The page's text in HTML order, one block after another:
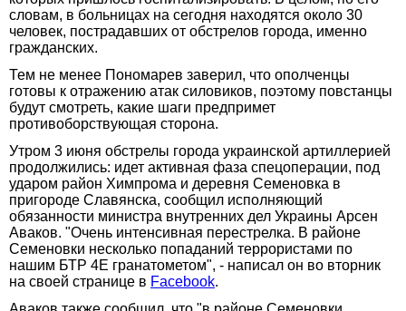
словам, в больницах на сегодня находятся около 30
человек, пострадавших от обстрелов города, именно
гражданских.
Тем не менее Пономарев заверил, что ополченцы
готовы к отражению атак силовиков, поэтому повстанцы
будут смотреть, какие шаги предпримет
противоборствующая сторона.
Утром 3 июня обстрелы города украинской артиллерией
продолжились: идет активная фаза спецоперации, под
ударом район Химпрома и деревня Семеновка в
пригороде Славянска, сообщил исполняющий
обязанности министра внутренних дел Украины Арсен
Аваков. "Очень интенсивная перестрелка. В районе
Семеновки несколько попаданий террористами по
нашим БТР 4Е гранатометом", - написал он во вторник
на своей странице в Facebook.